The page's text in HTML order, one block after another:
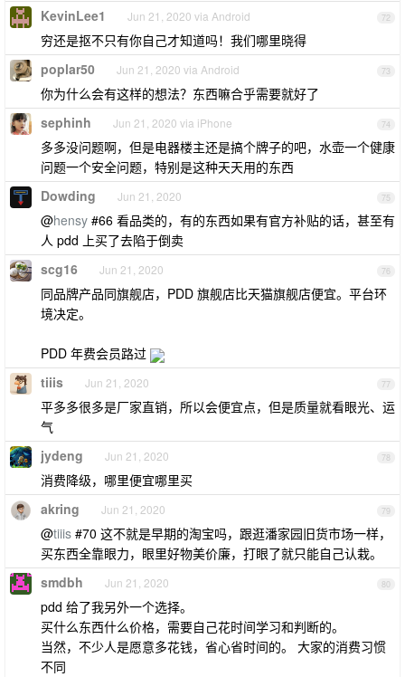
72
KevinLee1 Jun 21, 2020 via Android
穷还是抠不只有你自己才知道吗！我们哪里晓得
73
poplar50 Jun 21, 2020 via Android
你为什么会有这样的想法？东西嘛合乎需要就好了
74
sephinh Jun 21, 2020 via iPhone
多多没问题啊，但是电器楼主还是搞个牌子的吧，水壶一个健康
问题一个安全问题，特别是这种天天用的东西
75
Dowding Jun 21, 2020
@hensy #66 看品类的，有的东西如果有官方补贴的话，甚至有
人 pdd 上买了去陷于倒卖
76
scg16 Jun 21, 2020
同品牌产品同旗舰店，PDD 旗舰店比天猫旗舰店便宜。平台环
境决定。
PDD 年费会员路过
77
tiiis Jun 21, 2020
平多多很多是厂家直销，所以会便宜点，但是质量就看眼光、运
气
78
jydeng Jun 21, 2020
消费降级，哪里便宜哪里买
79
akring Jun 21, 2020
@tiiis #70 这不就是早期的淘宝吗，跟逛潘家园旧货市场一样，
买东西全靠眼力，眼里好物美价廉，打眼了就只能自己认栽。
80
smdbh Jun 21, 2020
pdd 给了我另外一个选择。
买什么东西什么价格，需要自己花时间学习和判断的。
当然，不少人是愿意多花钱，省心省时间的。 大家的消费习惯
不同